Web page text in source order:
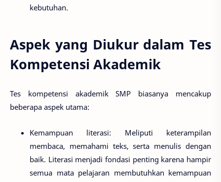
kebutuhan.
Aspek yang Diukur dalam Tes
Kompetensi Akademik
Tes kompetensi akademik SMP biasanya mencakup
beberapa aspek utama:
Kemampuan literasi: Meliputi keterampilan
membaca, memahami teks, serta menulis dengan
baik. Literasi menjadi fondasi penting karena hampir
semua mata pelajaran membutuhkan kemampuan